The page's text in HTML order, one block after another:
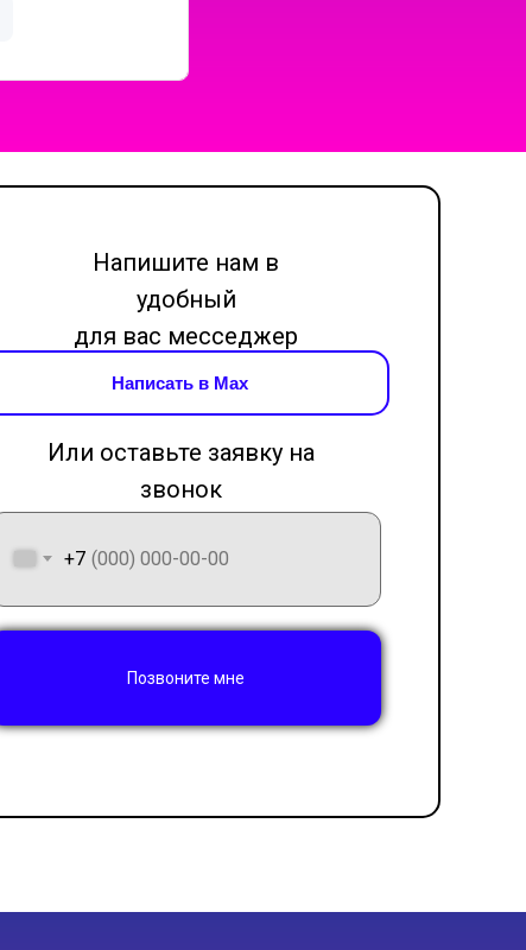
LET'S GO!
+7
Позвоните мне
Напишите нам в
удобный
для вас месседжер
Написать в Max
Или оставьте заявку на
звонок